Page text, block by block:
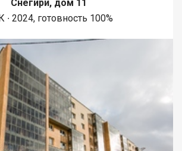
реки Енисей и 500 метров вдоль реки
спусками к воде и остановкой
велосипедно-роликовых дорожек по
безопасности велосипедно-роликовая
изолирована бордюром высотой 10
Снегири, дом 11
∙ 2024, готовность 100%